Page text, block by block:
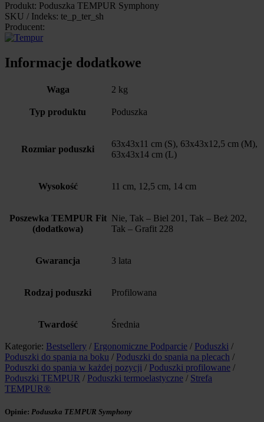
Produkt: Poduszka TEMPUR Symphony
SKU / Indeks: te_p_ter_sh
Producent:
Informacje dodatkowe
Waga 2 kg
Typ produktu Poduszka
Rozmiar poduszki
63x43x11 cm (S), 63x43x12,5 cm (M),
63x43x14 cm (L)
Wysokość 11 cm, 12,5 cm, 14 cm
Poszewka TEMPUR Fit
(dodatkowa)
Nie, Tak – Biel 201, Tak – Beż 202,
Tak – Grafit 228
Gwarancja 3 lata
Rodzaj poduszki Profilowana
Twardość Średnia
Kategorie: Bestsellery / Ergonomiczne Podparcie / Poduszki /
Poduszki do spania na boku / Poduszki do spania na plecach /
Poduszki do spania w każdej pozycji / Poduszki profilowane /
Poduszki TEMPUR / Poduszki termoelastyczne / Strefa
TEMPUR®
Opinie: Poduszka TEMPUR Symphony